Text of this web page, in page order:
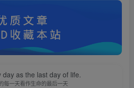
day as the last day of life.
每一天看作生命的最后一天